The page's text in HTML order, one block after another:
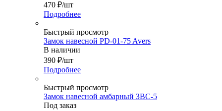
470 ₽/шт
Подробнее
Быстрый просмотр
Замок навесной PD-01-75 Avers
В наличии
390 ₽/шт
Подробнее
Быстрый просмотр
Замок навесной амбарный ЗВС-5
Под заказ